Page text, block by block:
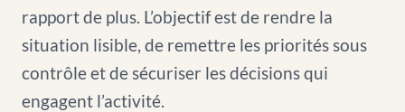
rapport de plus. L’objectif est de rendre la
situation lisible, de remettre les priorités sous
contrôle et de sécuriser les décisions qui
engagent l’activité.